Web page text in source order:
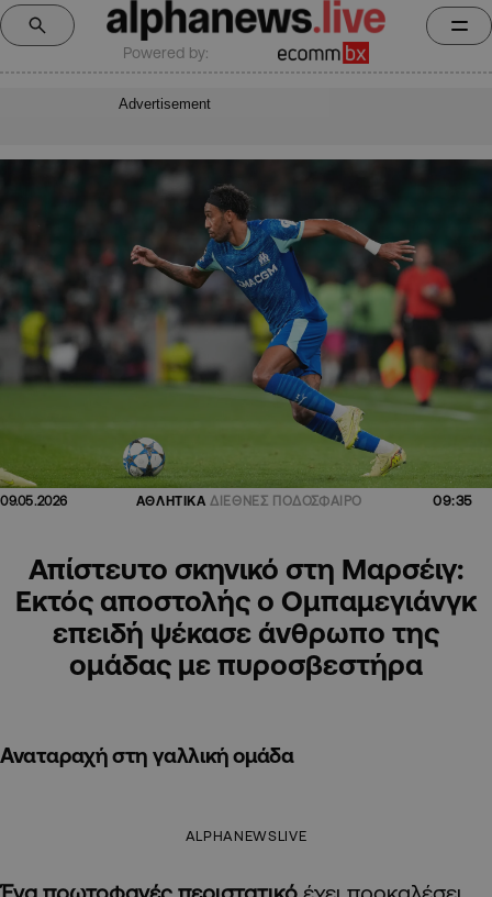
Powered by:
Advertisement
09.05.2026 ΑΘΛΗΤΙΚΑ ΔΙΕΘΝΕΣ ΠΟΔΟΣΦΑΙΡΟ 09:35
Απίστευτο σκηνικό στη Μαρσέιγ:
Εκτός αποστολής ο Ομπαμεγιάνγκ
επειδή ψέκασε άνθρωπο της
ομάδας με πυροσβεστήρα
Αναταραχή στη γαλλική ομάδα
ALPHANEWSLIVE